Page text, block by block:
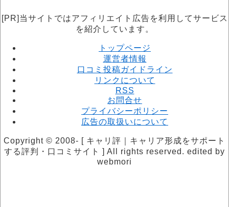
[PR]当サイトではアフィリエイト広告を利用してサービス
を紹介しています。
トップページ
運営者情報
口コミ投稿ガイドライン
リンクについて
RSS
お問合せ
プライバシーポリシー
広告の取扱いについて
Copyright © 2008- [ キャリ評｜キャリア形成をサポート
する評判・口コミサイト ] All rights reserved. edited by
webmori